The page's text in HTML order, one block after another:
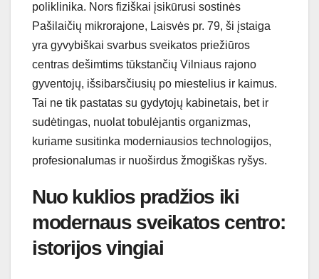
poliklinika. Nors fiziškai įsikūrusi sostinės
Pašilaičių mikrorajone, Laisvės pr. 79, ši įstaiga
yra gyvybiškai svarbus sveikatos priežiūros
centras dešimtims tūkstančių Vilniaus rajono
gyventojų, išsibarsčiusių po miestelius ir kaimus.
Tai ne tik pastatas su gydytojų kabinetais, bet ir
sudėtingas, nuolat tobulėjantis organizmas,
kuriame susitinka moderniausios technologijos,
profesionalumas ir nuoširdus žmogiškas ryšys.
Nuo kuklios pradžios iki
modernaus sveikatos centro:
istorijos vingiai